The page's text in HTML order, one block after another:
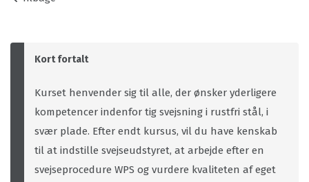
Kort fortalt
Kurset henvender sig til alle, der ønsker yderligere
kompetencer indenfor tig svejsning i rustfri stål, i
svær plade. Efter endt kursus, vil du have kenskab
til at indstille svejseudstyret, at arbejde efter en
svejseprocedure WPS og vurdere kvaliteten af eget